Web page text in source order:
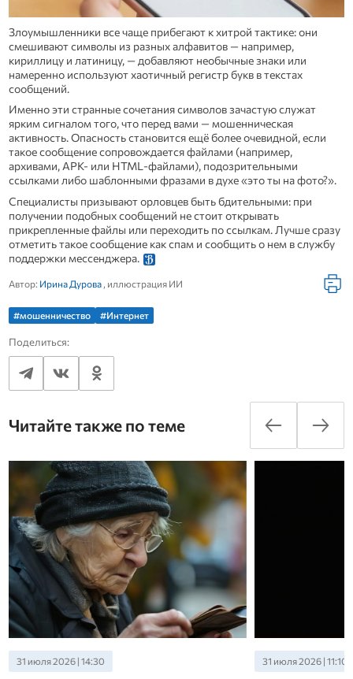
Злоумышленники все чаще прибегают к хитрой тактике: они
смешивают символы из разных алфавитов — например,
кириллицу и латиницу, — добавляют необычные знаки или
намеренно используют хаотичный регистр букв в текстах
сообщений.
Именно эти странные сочетания символов зачастую служат
ярким сигналом того, что перед вами — мошенническая
активность. Опасность становится ещё более очевидной, если
такое сообщение сопровождается файлами (например,
архивами, APK‑ или HTML‑файлами), подозрительными
ссылками либо шаблонными фразами в духе «это ты на фото?».
Специалисты призывают орловцев быть бдительными: при
получении подобных сообщений не стоит открывать
прикрепленные файлы или переходить по ссылкам. Лучше сразу
отметить такое сообщение как спам и сообщить о нем в службу
поддержки мессенджера.
Автор: Ирина Дурова, иллюстрация ИИ
#мошенничество #Интернет
Поделиться:
Читайте также по теме
31 июля 2026 | 11:10 28 июля 2026 | 18:10